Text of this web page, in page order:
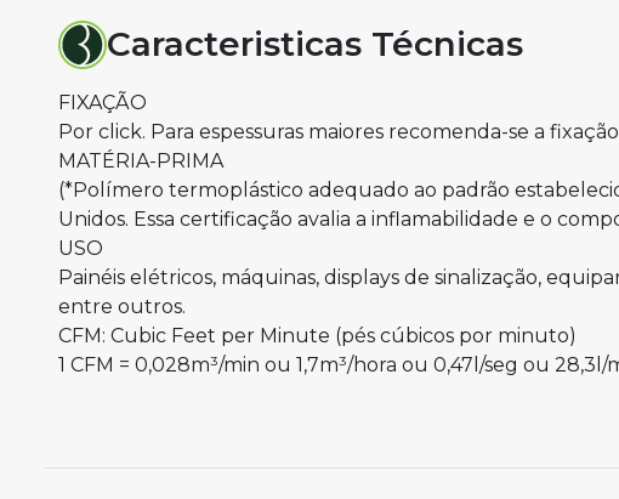
Caracteristicas Técnicas
FIXAÇÃO
Por click. Para espessuras maiores recomenda-se a
MATÉRIA-PRIMA
(*Polímero termoplástico adequado ao padrão
Unidos. Essa certificação avalia a inflamabilidade e o
USO
Painéis elétricos, máquinas, displays de sinalização,
entre outros.
CFM: Cubic Feet per Minute (pés cúbicos por minuto)
1 CFM = 0,028m³/min ou 1,7m³/hora ou 0,47l/seg ou 28,3l/